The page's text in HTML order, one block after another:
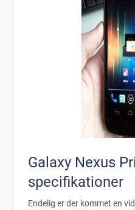
Galaxy Nexus
specifikationer
Endelig er der kommet en